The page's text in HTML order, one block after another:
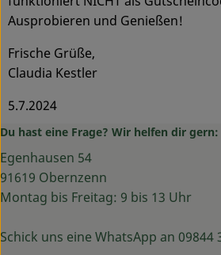
Ausprobieren und Genießen!
Frische Grüße,
Claudia Kestler
5.7.2024
Du hast eine Frage? Wir helfen dir gern:
Egenhausen 54
91619 Obernzenn
Montag bis Freitag: 9 bis 13 Uhr
Schick uns eine WhatsApp an 09844